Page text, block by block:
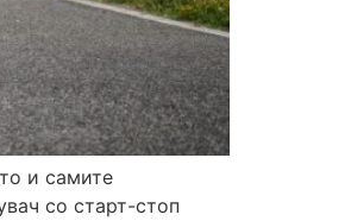
и самите
со старт-стоп